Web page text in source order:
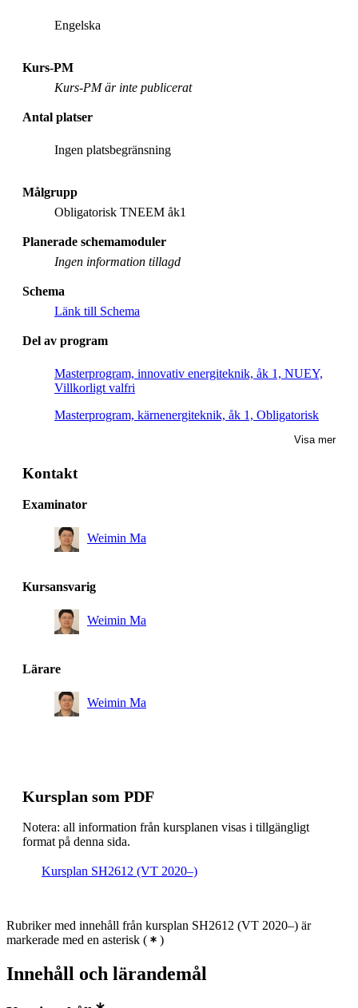
Engelska
Kurs-PM
Kurs-PM är inte publicerat
Antal platser
Ingen platsbegränsning
Målgrupp
Obligatorisk TNEEM åk1
Planerade schemamoduler
Ingen information tillagd
Schema
Länk till Schema
Del av program
Masterprogram, innovativ energiteknik, åk 1, NUEY,
Villkorligt valfri
Masterprogram, kärnenergiteknik, åk 1, Obligatorisk
Visa mer
Kontakt
Examinator
Weimin Ma
Kursansvarig
Weimin Ma
Lärare
Weimin Ma
Kursplan som PDF
Notera: all information från kursplanen visas i tillgängligt
format på denna sida.
Kursplan SH2612 (VT 2020–)
Rubriker med innehåll från kursplan SH2612 (VT 2020–) är
markerade med en asterisk ( )
Innehåll och lärandemål